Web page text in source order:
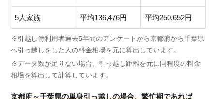
5人家族 平均136,476円 平均250,652円
※引越し侍利用者過去5年間のアンケートから京都府から千葉県
へ引っ越しをした人の料金相場を元に算出しています。
※データ数が足りない場合、引っ越し距離を元に同程度の料金
相場を算出して計算しています。
京都府～千葉県の単身引っ越しの場合、繁忙期であれば